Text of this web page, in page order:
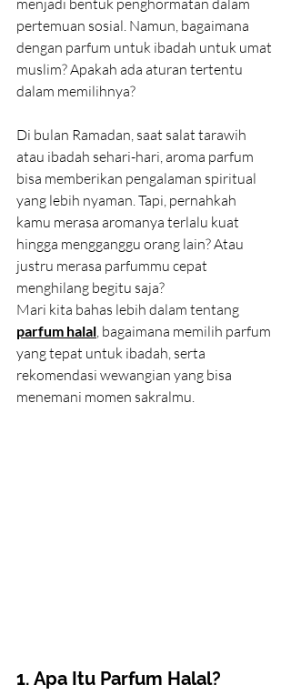
menjadi bentuk penghormatan dalam
pertemuan sosial. Namun, bagaimana
dengan parfum untuk ibadah untuk umat
muslim? Apakah ada aturan tertentu
dalam memilihnya?
Di bulan Ramadan, saat salat tarawih
atau ibadah sehari-hari, aroma parfum
bisa memberikan pengalaman spiritual
yang lebih nyaman. Tapi, pernahkah
kamu merasa aromanya terlalu kuat
hingga mengganggu orang lain? Atau
justru merasa parfummu cepat
menghilang begitu saja?
Mari kita bahas lebih dalam tentang
parfum halal, bagaimana memilih parfum
yang tepat untuk ibadah, serta
rekomendasi wewangian yang bisa
menemani momen sakralmu.
1. Apa Itu Parfum Halal?